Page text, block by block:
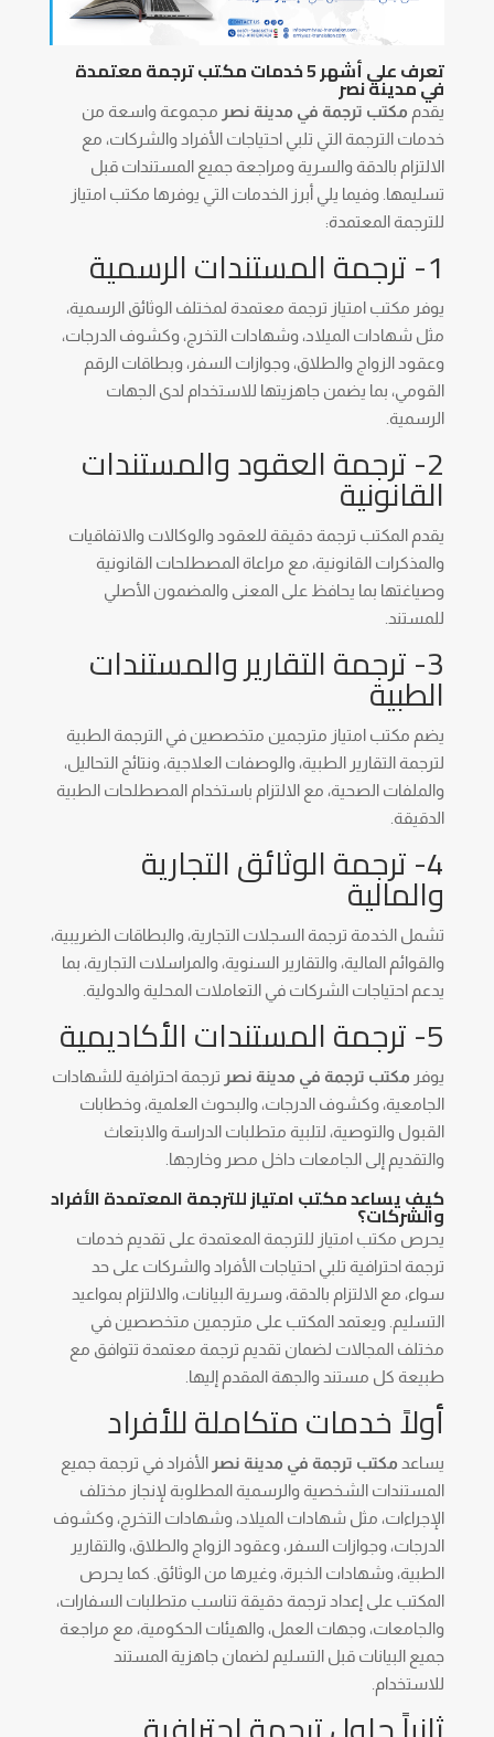
تعرف على أشهر 5 خدمات مكتب ترجمة معتمدة
في مدينة نصر
يقدم مكتب ترجمة في مدينة نصر مجموعة واسعة من
خدمات الترجمة التي تلبي احتياجات الأفراد والشركات، مع
الالتزام بالدقة والسرية ومراجعة جميع المستندات قبل
تسليمها. وفيما يلي أبرز الخدمات التي يوفرها مكتب امتياز
للترجمة المعتمدة:
1- ترجمة المستندات الرسمية
يوفر مكتب امتياز ترجمة معتمدة لمختلف الوثائق الرسمية،
مثل شهادات الميلاد، وشهادات التخرج، وكشوف الدرجات،
وعقود الزواج والطلاق، وجوازات السفر، وبطاقات الرقم
القومي، بما يضمن جاهزيتها للاستخدام لدى الجهات
الرسمية.
2- ترجمة العقود والمستندات
القانونية
يقدم المكتب ترجمة دقيقة للعقود والوكالات والاتفاقيات
والمذكرات القانونية، مع مراعاة المصطلحات القانونية
وصياغتها بما يحافظ على المعنى والمضمون الأصلي
للمستند.
3- ترجمة التقارير والمستندات
الطبية
يضم مكتب امتياز مترجمين متخصصين في الترجمة الطبية
لترجمة التقارير الطبية، والوصفات العلاجية، ونتائج التحاليل،
والملفات الصحية، مع الالتزام باستخدام المصطلحات الطبية
الدقيقة.
4- ترجمة الوثائق التجارية
والمالية
تشمل الخدمة ترجمة السجلات التجارية، والبطاقات الضريبية،
والقوائم المالية، والتقارير السنوية، والمراسلات التجارية، بما
يدعم احتياجات الشركات في التعاملات المحلية والدولية.
5- ترجمة المستندات الأكاديمية
يوفر مكتب ترجمة في مدينة نصر ترجمة احترافية للشهادات
الجامعية، وكشوف الدرجات، والبحوث العلمية، وخطابات
القبول والتوصية، لتلبية متطلبات الدراسة والابتعاث
والتقديم إلى الجامعات داخل مصر وخارجها.
كيف يساعد مكتب امتياز للترجمة المعتمدة الأفراد
والشركات؟
يحرص مكتب امتياز للترجمة المعتمدة على تقديم خدمات
ترجمة احترافية تلبي احتياجات الأفراد والشركات على حد
سواء، مع الالتزام بالدقة، وسرية البيانات، والالتزام بمواعيد
التسليم. ويعتمد المكتب على مترجمين متخصصين في
مختلف المجالات لضمان تقديم ترجمة معتمدة تتوافق مع
طبيعة كل مستند والجهة المقدم إليها.
أولاً خدمات متكاملة للأفراد
يساعد مكتب ترجمة في مدينة نصر الأفراد في ترجمة جميع
المستندات الشخصية والرسمية المطلوبة لإنجاز مختلف
الإجراءات، مثل شهادات الميلاد، وشهادات التخرج، وكشوف
الدرجات، وجوازات السفر، وعقود الزواج والطلاق، والتقارير
الطبية، وشهادات الخبرة، وغيرها من الوثائق. كما يحرص
المكتب على إعداد ترجمة دقيقة تناسب متطلبات السفارات،
والجامعات، وجهات العمل، والهيئات الحكومية، مع مراجعة
جميع البيانات قبل التسليم لضمان جاهزية المستند
للاستخدام.